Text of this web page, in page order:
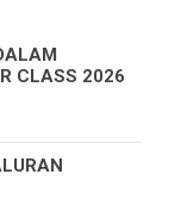
CLASS 2026